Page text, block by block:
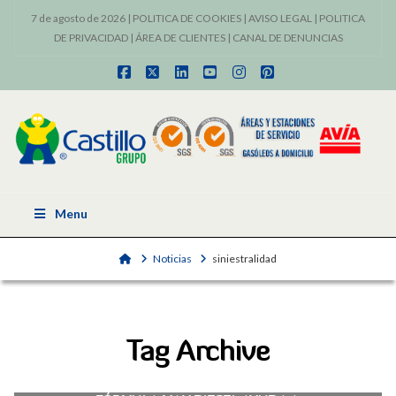
7 de agosto de 2026 | POLITICA DE COOKIES | AVISO LEGAL | POLITICA
DE PRIVACIDAD| ÁREA DE CLIENTES| CANAL DE DENUNCIAS
Facebook
X LinkedInYouTubeInstagram
Pinterest
Menu
HomeNoticias siniestralidad
Tag Archive